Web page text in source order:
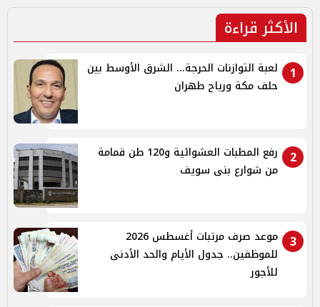
الأكثر قراءة
1
لعبة التوازنات الحرجة... الشرق الأوسط بين
حلف مكة ورياح طهران
2
رفع المطبات العشوائية و120 طن قمامة
من شوارع بنى سويف
3
موعد صرف مرتبات أغسطس 2026
للموظفين.. جدول الأيام والحد الأدنى
للأجور